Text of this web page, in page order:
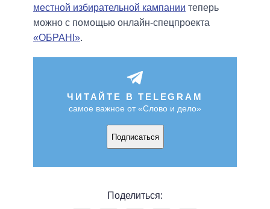
местной избирательной кампании теперь
можно с помощью онлайн-спецпроекта
«ОБРАНІ».
ЧИТАЙТЕ В TELEGRAM
самое важное от «Слово и дело»
Подписаться
Поделиться: